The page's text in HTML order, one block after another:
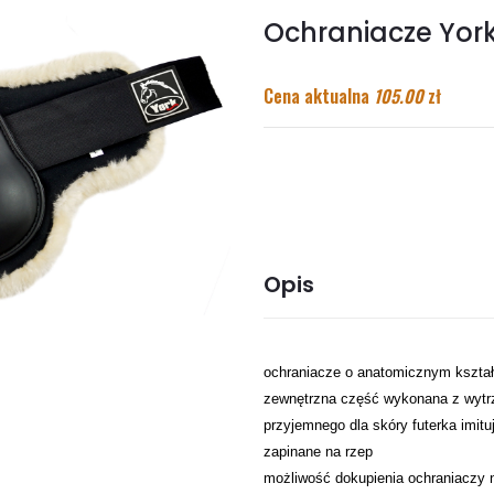
Ochraniacze
Cena aktualna 105.00zł
Opis
ochraniacze o anatomicznym
zewnętrzna część wykonana z
przyjemnego dla skóry futerka
zapinane na rzep
możliwość dokupienia ochraniaczy